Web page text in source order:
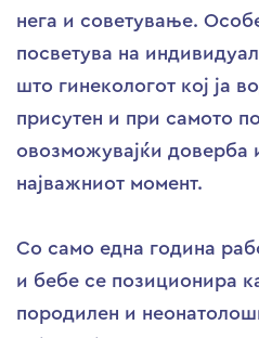
нега и советување.
посветува на
што гинекологот кој ја
присутен и при самото
овозможувајќи доверба
најважниот момент.
Со само една година
и бебе се позиционира
породилен и